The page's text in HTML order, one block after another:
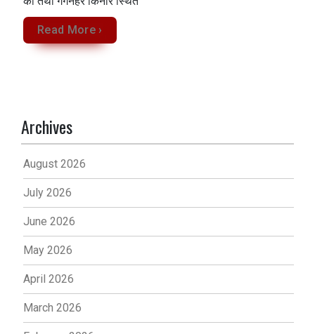
Read More ›
Archives
August 2026
July 2026
June 2026
May 2026
April 2026
March 2026